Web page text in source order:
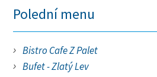
Polední menu
Bistro Cafe Z Palet
Bufet - Zlatý Lev